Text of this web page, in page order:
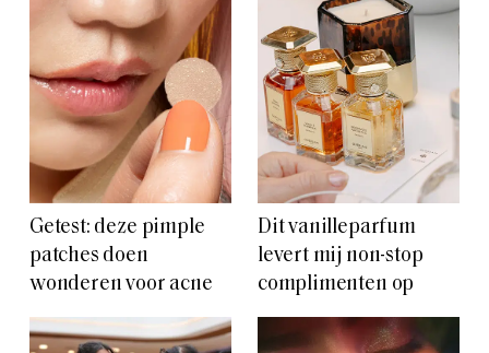
Getest: deze pimple
patches doen
wonderen voor acne
Dit vanilleparfum
levert mij non-stop
complimenten op